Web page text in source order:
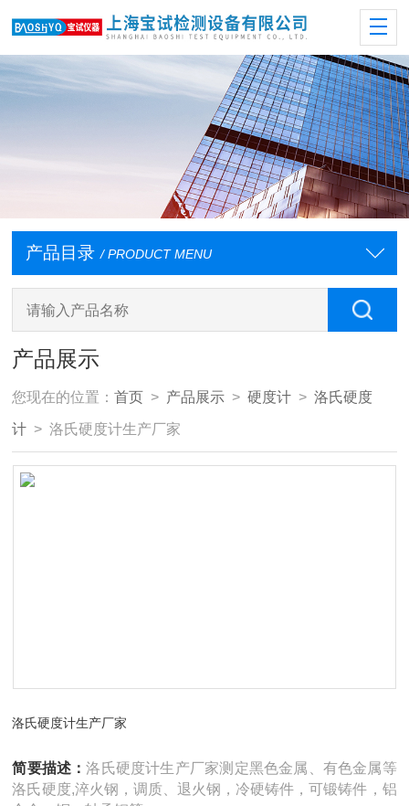
产品目录 / PRODUCT MENU
产品展示
您现在的位置：首页 > 产品展示 >硬度计 >洛氏硬度
计 > 洛氏硬度计生产厂家
洛氏硬度计生产厂家
简要描述：洛氏硬度计生产厂家测定黑色金属、有色金属等
洛氏硬度,淬火钢，调质、退火钢，冷硬铸件，可锻铸件，铝